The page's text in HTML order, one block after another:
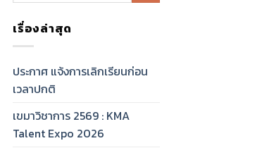
เรื่องล่าสุด
ประกาศ แจ้งการเลิกเรียนก่อน
เวลาปกติ
เขมาวิชาการ 2569 : KMA
Talent Expo 2026